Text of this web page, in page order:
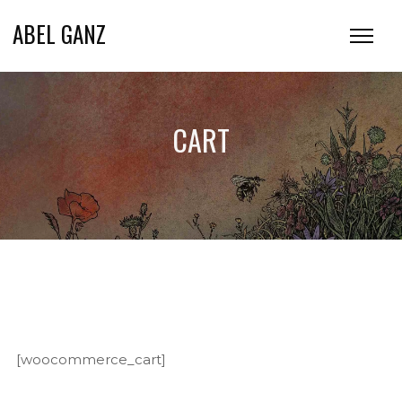
ABEL GANZ
CART
[woocommerce_cart]